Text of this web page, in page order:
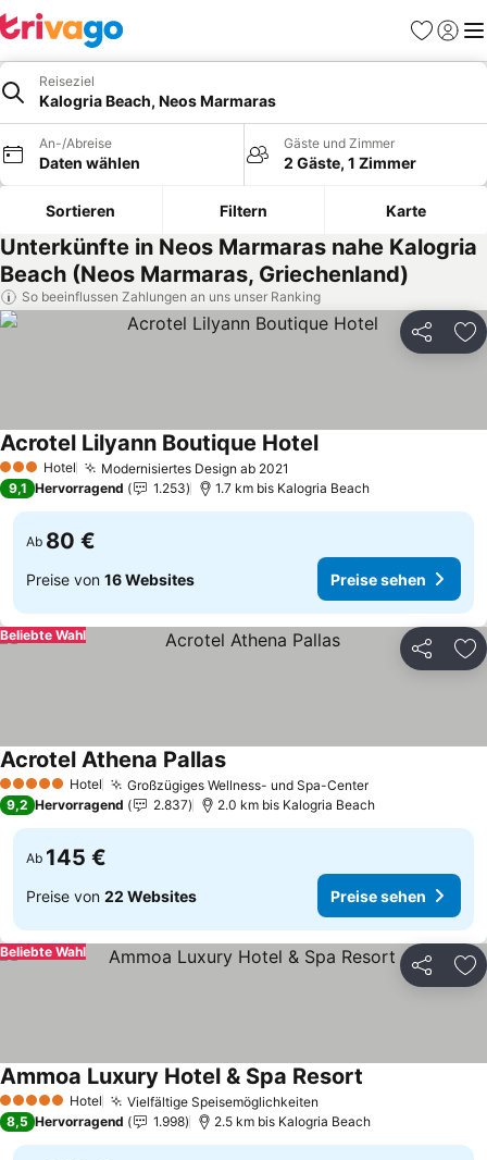
Favoriten
Reiseziel
Kalogria Beach, Neos Marmaras
An-/Abreise
Daten wählen
Gäste und Zimmer
2 Gäste, 1 Zimmer
Sortieren Filtern Karte
Unterkünfte in Neos Marmaras nahe Kalogria
Beach (Neos Marmaras, Griechenland)
So beeinflussen Zahlungen an uns unser Ranking
Teilen
3 SterneHotel Modernisiertes Design ab 2021
Acrotel Lilyann Boutique HotelPreise sehen
9,1 Hervorragend 1.253 1.7 km bis Kalogria Beach
Ab 80 €
Preise von 16 Websites Preise sehen
Teilen
Beliebte Wahl
5 Sterne Hotel Großzügiges Wellness- und Spa-CenterPreise sehen
Acrotel Athena PallasPreise sehen
9,2 Hervorragend 2.837 2.0 km bis Kalogria Beach
Ab 145 €
Preise von 22 Websites Preise sehen
Teilen
Beliebte Wahl
5 Sterne Hotel Vielfältige Speisemöglichkeiten
Ammoa Luxury Hotel & Spa Resort
8,5 Hervorragend 1.998 2.5 km bis Kalogria Beach